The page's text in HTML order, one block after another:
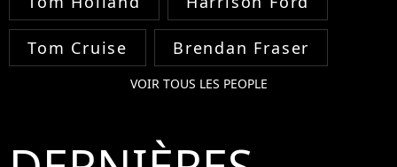
Tom Cruise Brendan Fraser
VOIR TOUS LES PEOPLE